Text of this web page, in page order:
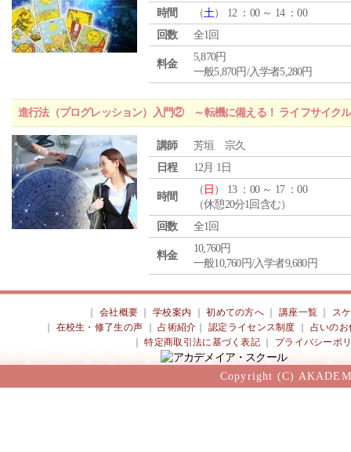
時間
（土） 12 ：00 ～ 14 ：00
回数
全1回
料金
5,870円
一般5,870円/入学者5,280円
進行法（プログレッション）入門② ～転機に備える！ ライフサイク
講師
芳垣 宗久
日程
12月 1日
時間
（ 日 ） 13 ：00 ～ 17 ：00
（休憩20分1回含む）
回数
全1回
料金
10,760円
一般10,760円/入学者9,680円
会社概要 ｜学校案内 ｜初めての方へ 講座一覧
ス
在校生・修了生の声 ｜占術紹介 ｜認定ライセンス制度
占いのお
｜特定商取引法に基づく表記 プライバシーポ
Copyright (C)